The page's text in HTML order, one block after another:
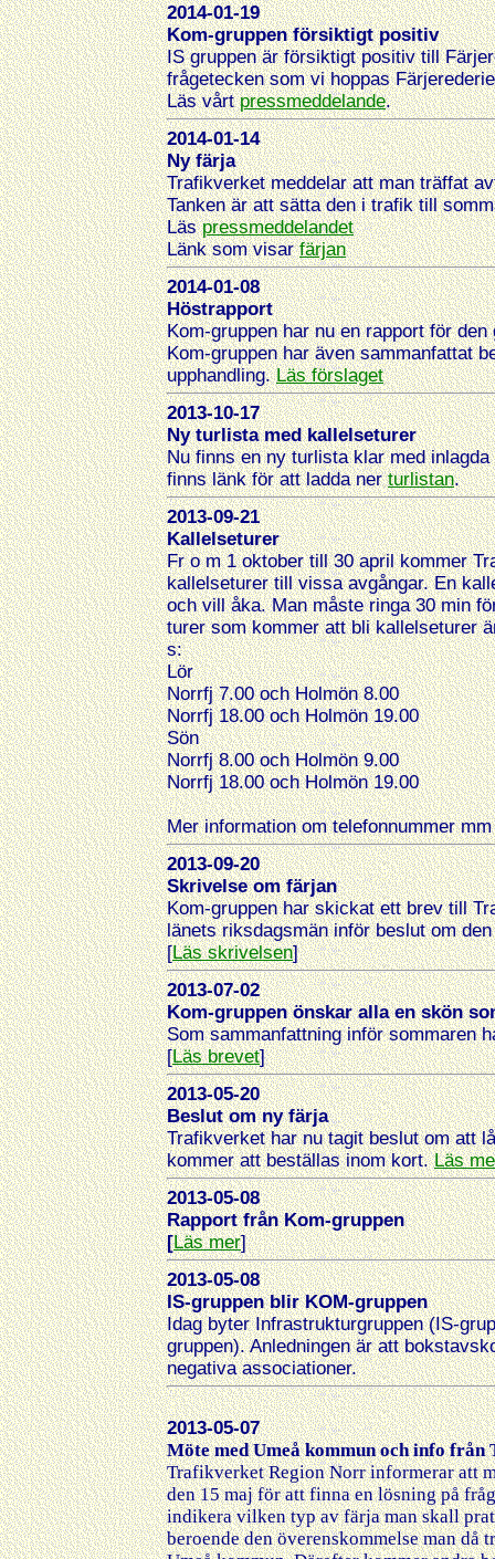
2014-01-19
Kom-gruppen försiktigt positiv
IS gruppen är försiktigt positiv till
frågetecken som vi hoppas
Läs vårtpressmeddelande.
2014-01-14
Ny färja
Trafikverket meddelar att man träffat
Tanken är att sätta den i trafik till
Läspressmeddelandet
Länk som visarfärjan
2014-01-08
Höstrapport
Kom-gruppen har nu en rapport för
Kom-gruppen har även sammanfattat
upphandling.Läs förslaget
2013-10-17
Ny turlista med kallelseturer
Nu finns en ny turlista klar med
finns länk för att ladda nerturlistan.
2013-09-21
Kallelseturer
Fr o m 1 oktober till 30 april kommer
kallelseturer till vissa avgångar. En
och vill åka. Man måste ringa 30 min
turer som kommer att bli kallelseturer
s:
Lör
Norrfj 7.00 och Holmön 8.00
Norrfj 18.00 och Holmön 19.00
Sön
Norrfj 8.00 och Holmön 9.00
Norrfj 18.00 och Holmön 19.00
Mer information om telefonnummer
2013-09-20
Skrivelse om färjan
Kom-gruppen har skickat ett brev till
länets riksdagsmän inför beslut om
[Läs skrivelsen]
2013-07-02
Kom-gruppen önskar alla en skön
Som sammanfattning inför sommaren
[Läs brevet]
2013-05-20
Beslut om ny färja
Trafikverket har nu tagit beslut om att
kommer att beställas inom kort.Läs
2013-05-08
Rapport från Kom-gruppen
[Läs mer]
2013-05-08
IS-gruppen blir KOM-gruppen
Idag byter Infrastrukturgruppen (IS-
gruppen). Anledningen är att
negativa associationer.
2013-05-07
Möte med Umeå kommun och info
Trafikverket Region Norr informerar att
den 15 maj för att finna en lösning på
indikera vilken typ av färja man skall
beroende den överenskommelse man då